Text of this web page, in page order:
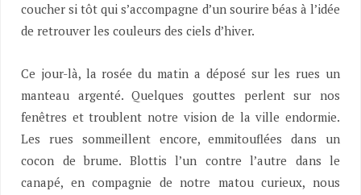
coucher si tôt qui s’accompagne d’un sourire béas à l’idée
de retrouver les couleurs des ciels d’hiver.
Ce jour-là, la rosée du matin a déposé sur les rues un
manteau argenté. Quelques gouttes perlent sur nos
fenêtres et troublent notre vision de la ville endormie.
Les rues sommeillent encore, emmitouflées dans un
cocon de brume. Blottis l’un contre l’autre dans le
canapé, en compagnie de notre matou curieux, nous